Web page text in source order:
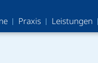
Praxis Leistungen